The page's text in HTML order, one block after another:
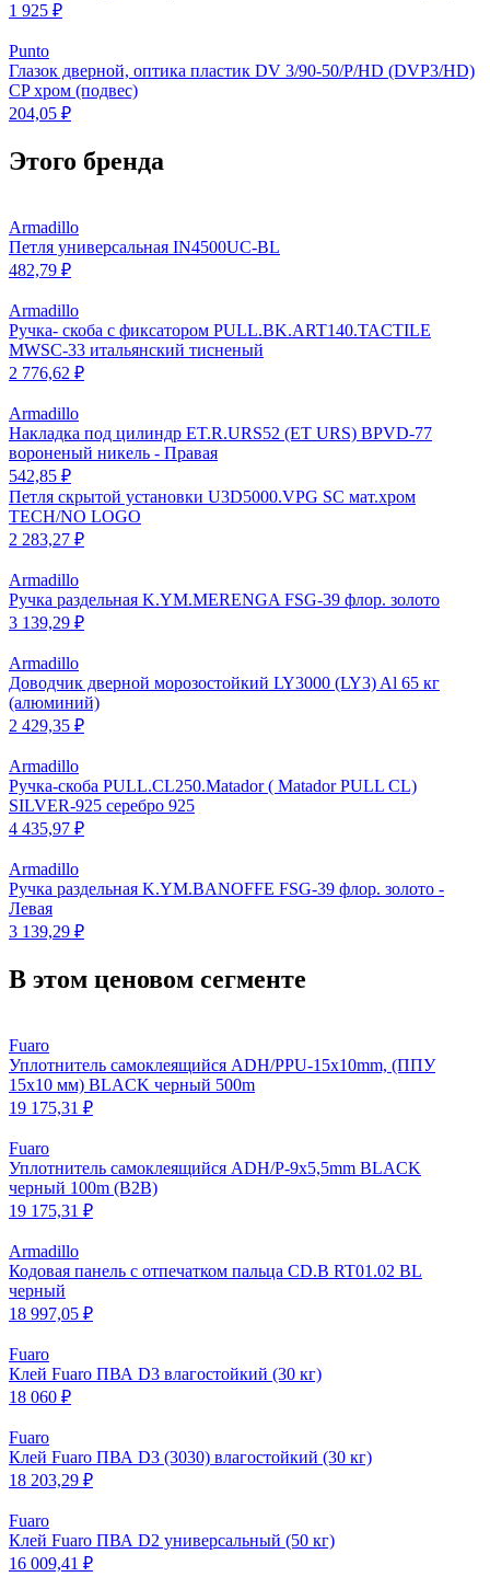
1 925 ₽
Punto
Глазок дверной, оптика пластик DV 3/90-50/P/HD (DVP3/HD)
CP хром (подвес)
204,05 ₽
Этого бренда
Armadillo
Петля универсальная IN4500UC-BL
482,79 ₽
Armadillo
Ручка- скоба с фиксатором PULL.BK.ART140.TACTILE
MWSC-33 итальянский тисненый
2 776,62 ₽
Armadillo
Накладка под цилиндр ET.R.URS52 (ET URS) BPVD-77
вороненый никель - Правая
542,85 ₽
Петля скрытой установки U3D5000.VPG SC мат.хром
TECH/NO LOGO
2 283,27 ₽
Armadillo
Ручка раздельная K.YM.MERENGA FSG-39 флор. золото
3 139,29 ₽
Armadillo
Доводчик дверной морозостойкий LY3000 (LY3) Al 65 кг
(алюминий)
2 429,35 ₽
Armadillo
Ручка-скоба PULL.CL250.Matador ( Matador PULL CL)
SILVER-925 серебро 925
4 435,97 ₽
Armadillo
Ручка раздельная K.YM.BANOFFE FSG-39 флор. золото -
Левая
3 139,29 ₽
В этом ценовом сегменте
Fuaro
Уплотнитель самоклеящийся ADH/PPU-15x10mm, (ППУ
15х10 мм) BLACK черный 500m
19 175,31 ₽
Fuaro
Уплотнитель самоклеящийся ADH/P-9x5,5mm BLACK
черный 100m (B2B)
19 175,31 ₽
Armadillo
Кодовая панель с отпечатком пальца CD.B RT01.02 BL
черный
18 997,05 ₽
Fuaro
Клей Fuaro ПВА D3 влагостойкий (30 кг)
18 060 ₽
Fuaro
Клей Fuaro ПВА D3 (3030) влагостойкий (30 кг)
18 203,29 ₽
Fuaro
Клей Fuaro ПВА D2 универсальный (50 кг)
16 009,41 ₽